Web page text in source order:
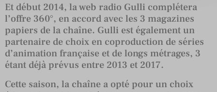
Et début 2014, la web radio Gulli complétera
l’offre 360°, en accord avec les 3 magazines
papiers de la chaîne. Gulli est également un
partenaire de choix en coproduction de séries
d’animation française et de longs métrages, 3
étant déjà prévus entre 2013 et 2017.
Cette saison, la chaîne a opté pour un choix